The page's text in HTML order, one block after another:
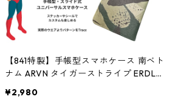
【841特製】手帳型スマホケース 南ベト
ナム ARVN タイガーストライプ ERDL
ニバーサル スライド式スマホケース L
¥2,980